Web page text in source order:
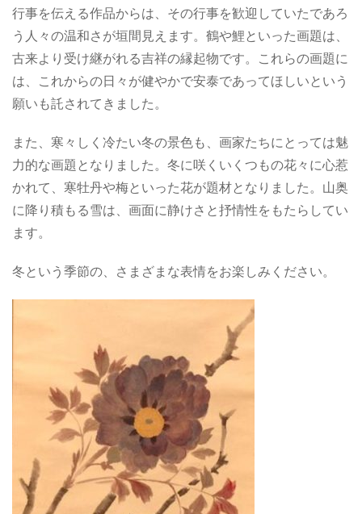
行事を伝える作品からは、その行事を歓迎していたであろ
う人々の温和さが垣間見えます。鶴や鯉といった画題は、
古来より受け継がれる吉祥の縁起物です。これらの画題に
は、これからの日々が健やかで安泰であってほしいという
願いも託されてきました。
また、寒々しく冷たい冬の景色も、画家たちにとっては魅
力的な画題となりました。冬に咲くいくつもの花々に心惹
かれて、寒牡丹や梅といった花が題材となりました。山奥
に降り積もる雪は、画面に静けさと抒情性をもたらしてい
ます。
冬という季節の、さまざまな表情をお楽しみください。